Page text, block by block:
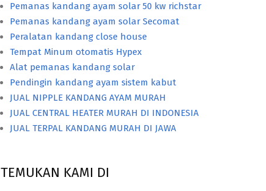
Pemanas kandang ayam solar 50 kw richstar
Pemanas kandang ayam solar Secomat
Peralatan kandang close house
Tempat Minum otomatis Hypex
Alat pemanas kandang solar
Pendingin kandang ayam sistem kabut
JUAL NIPPLE KANDANG AYAM MURAH
JUAL CENTRAL HEATER MURAH DI INDONESIA
JUAL TERPAL KANDANG MURAH DI JAWA
TEMUKAN KAMI DI